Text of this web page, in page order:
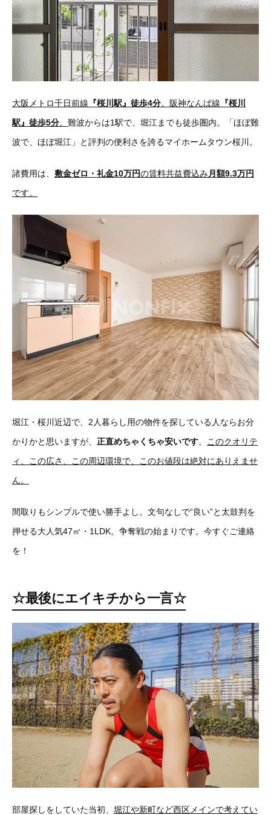
大阪メトロ千日前線 『桜川駅』徒歩4分。阪神なんば線 『桜川
駅』徒歩5分。 難波からは1駅で、堀江までも徒歩圏内。「ほぼ難
波で、ほぼ堀江」と評判の便利さを誇るマイホームタウン桜川。
諸費用は、 敷金ゼロ・礼金10万円の賃料共益費込み 月額9.3万円
です。
堀江・桜川近辺で、2人暮らし用の物件を探している人ならお分
かりかと思いますが、 正直めちゃくちゃ安いです。
このクオリテ
ィ、この広さ、この周辺環境で、このお値段は絶対にありえませ
ん。
間取りもシンプルで使い勝手よし。文句なしで“良い”と太鼓判を
押せる大人気47㎡・1LDK。争奪戦の始まりです。今すぐご連絡
を！
☆最後にエイキチから一言☆
部屋探しをしていた当初、 堀江や新町など西区メインで考えてい